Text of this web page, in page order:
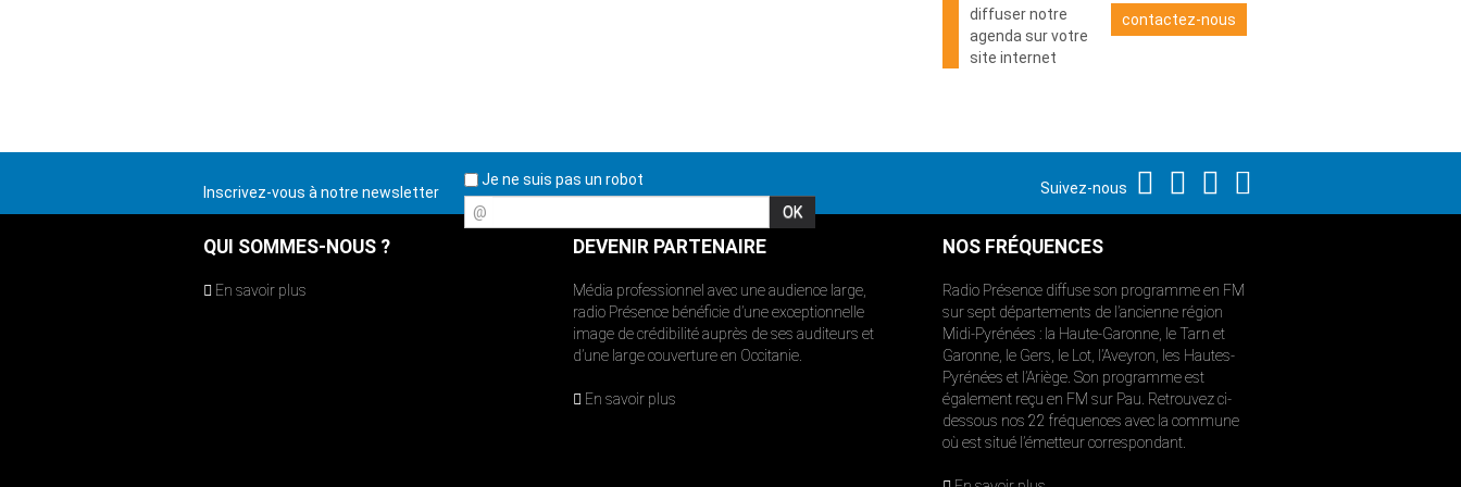
diffuser notre
agenda sur votre
site internet
contactez-nous
Inscrivez-vous à notre newsletter
Je ne suis pas un robot
@
Suivez-nous
QUI SOMMES-NOUS ?
En savoir plus
DEVENIR PARTENAIRE
Média professionnel avec une audience large,
radio Présence bénéficie d’une exceptionnelle
image de crédibilité auprès de ses auditeurs et
d’une large couverture en Occitanie.
En savoir plus
NOS FRÉQUENCES
Radio Présence diffuse son programme en FM
sur sept départements de l’ancienne région
Midi-Pyrénées : la Haute-Garonne, le Tarn et
Garonne, le Gers, le Lot, l’Aveyron, les Hautes-
Pyrénées et l’Ariège. Son programme est
également reçu en FM sur Pau. Retrouvez ci-
dessous nos 22 fréquences avec la commune
où est situé l’émetteur correspondant.